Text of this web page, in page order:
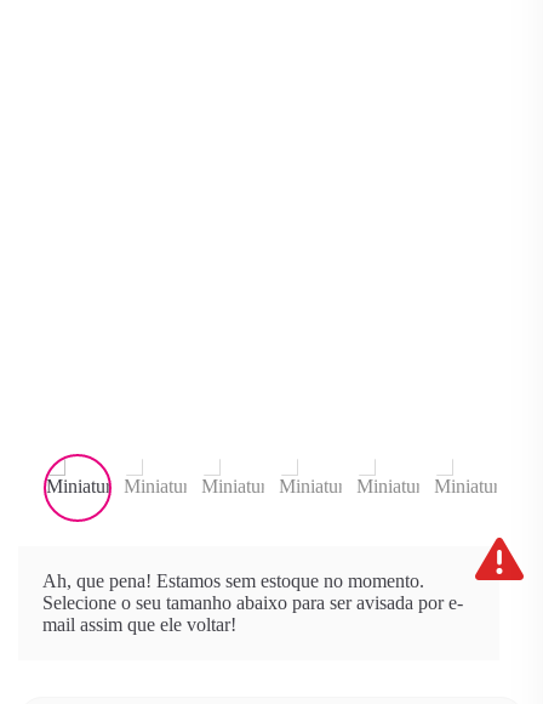
Ah, que pena! Estamos sem estoque no momento.
Selecione o seu tamanho abaixo para ser avisada por e-
mail assim que ele voltar!